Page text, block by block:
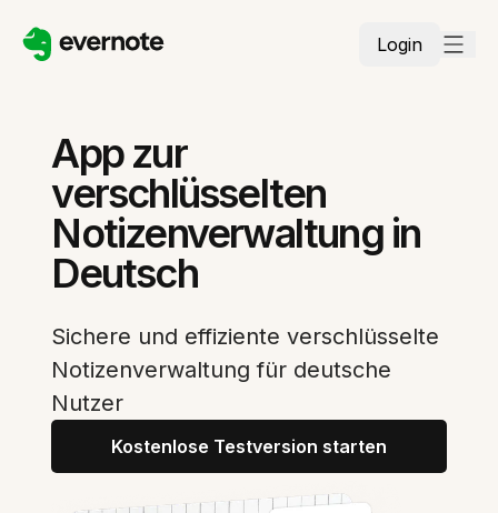
Login
App zur
verschlüsselten
Notizenverwaltung in
Deutsch
Sichere und effiziente verschlüsselte
Notizenverwaltung für deutsche
Nutzer
Kostenlose Testversion starten